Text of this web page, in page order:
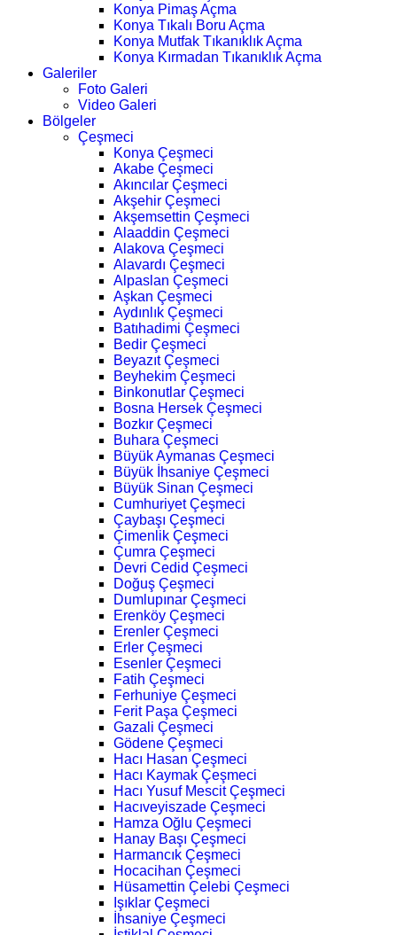
Konya Pimaş Açma
Konya Tıkalı Boru Açma
Konya Mutfak Tıkanıklık Açma
Konya Kırmadan Tıkanıklık Açma
Galeriler
Foto Galeri
Video Galeri
Bölgeler
Çeşmeci
Konya Çeşmeci
Akabe Çeşmeci
Akıncılar Çeşmeci
Akşehir Çeşmeci
Akşemsettin Çeşmeci
Alaaddin Çeşmeci
Alakova Çeşmeci
Alavardı Çeşmeci
Alpaslan Çeşmeci
Aşkan Çeşmeci
Aydınlık Çeşmeci
Batıhadimi Çeşmeci
Bedir Çeşmeci
Beyazıt Çeşmeci
Beyhekim Çeşmeci
Binkonutlar Çeşmeci
Bosna Hersek Çeşmeci
Bozkır Çeşmeci
Buhara Çeşmeci
Büyük Aymanas Çeşmeci
Büyük İhsaniye Çeşmeci
Büyük Sinan Çeşmeci
Cumhuriyet Çeşmeci
Çaybaşı Çeşmeci
Çimenlik Çeşmeci
Çumra Çeşmeci
Devri Cedid Çeşmeci
Doğuş Çeşmeci
Dumlupınar Çeşmeci
Erenköy Çeşmeci
Erenler Çeşmeci
Erler Çeşmeci
Esenler Çeşmeci
Fatih Çeşmeci
Ferhuniye Çeşmeci
Ferit Paşa Çeşmeci
Gazali Çeşmeci
Gödene Çeşmeci
Hacı Hasan Çeşmeci
Hacı Kaymak Çeşmeci
Hacı Yusuf Mescit Çeşmeci
Hacıveyiszade Çeşmeci
Hamza Oğlu Çeşmeci
Hanay Başı Çeşmeci
Harmancık Çeşmeci
Hocacihan Çeşmeci
Hüsamettin Çelebi Çeşmeci
Işıklar Çeşmeci
İhsaniye Çeşmeci